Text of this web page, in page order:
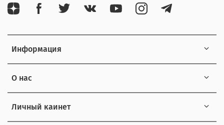
Информация
О нас
Личный каинет